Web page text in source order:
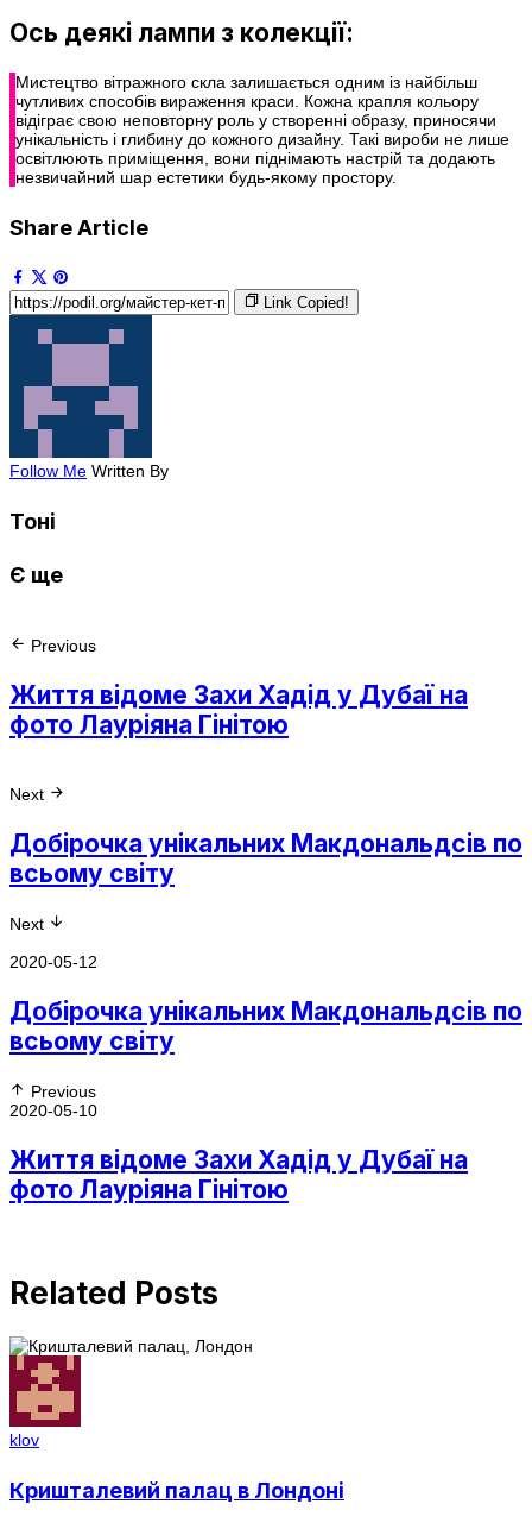
Ось деякі лампи з колекції:
Мистецтво вітражного скла залишається одним із найбільш
чутливих способів вираження краси. Кожна крапля кольору
відіграє свою неповторну роль у створенні образу, приносячи
унікальність і глибину до кожного дизайну. Такі вироби не лише
освітлюють приміщення, вони піднімають настрій та додають
незвичайний шар естетики будь-якому простору.
Share Article
Link Copied!
Follow Me Written By
Тоні
Є ще
Previous
Життя відоме Захи Хадід у Дубаї на
фото Лауріяна Гінітою
Next
Добірочка унікальних Макдональдсів по
всьому світу
Next
2020-05-12
Добірочка унікальних Макдональдсів по
всьому світу
Previous
2020-05-10
Життя відоме Захи Хадід у Дубаї на
фото Лауріяна Гінітою
Related Posts
klov
Кришталевий палац в Лондоні